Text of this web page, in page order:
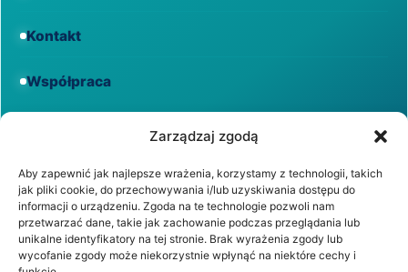
Zarządzaj zgodą
Aby zapewnić jak najlepsze wrażenia, korzystamy z technologii, takich
jak pliki cookie, do przechowywania i/lub uzyskiwania dostępu do
informacji o urządzeniu. Zgoda na te technologie pozwoli nam
przetwarzać dane, takie jak zachowanie podczas przeglądania lub
unikalne identyfikatory na tej stronie. Brak wyrażenia zgody lub
wycofanie zgody może niekorzystnie wpłynąć na niektóre cechy i
Kontakt
Współpraca
Regulamin
Polityka prywatności